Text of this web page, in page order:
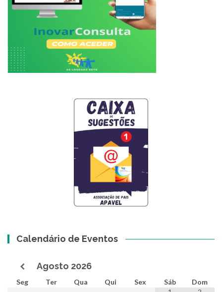
Calendário de Eventos
Agosto 2026
Seg Ter Qua Qui Sex Sáb
Dom